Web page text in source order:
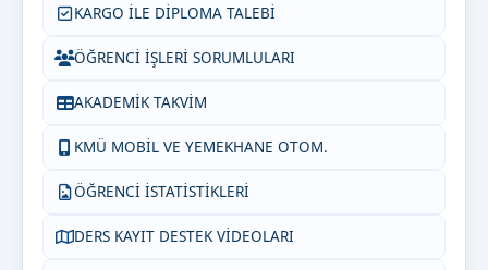
KARGO İLE DİPLOMA TALEBİ
ÖĞRENCİ İŞLERİ SORUMLULARI
AKADEMİK TAKVİM
KMÜ MOBİL VE YEMEKHANE OTOM.
ÖĞRENCİ İSTATİSTİKLERİ
DERS KAYIT DESTEK VİDEOLARI